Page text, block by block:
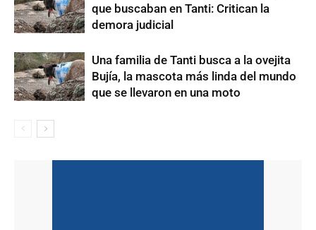
que buscaban en Tanti: Critican la
demora judicial
Una familia de Tanti busca a la ovejita
Bujía, la mascota más linda del mundo
que se llevaron en una moto